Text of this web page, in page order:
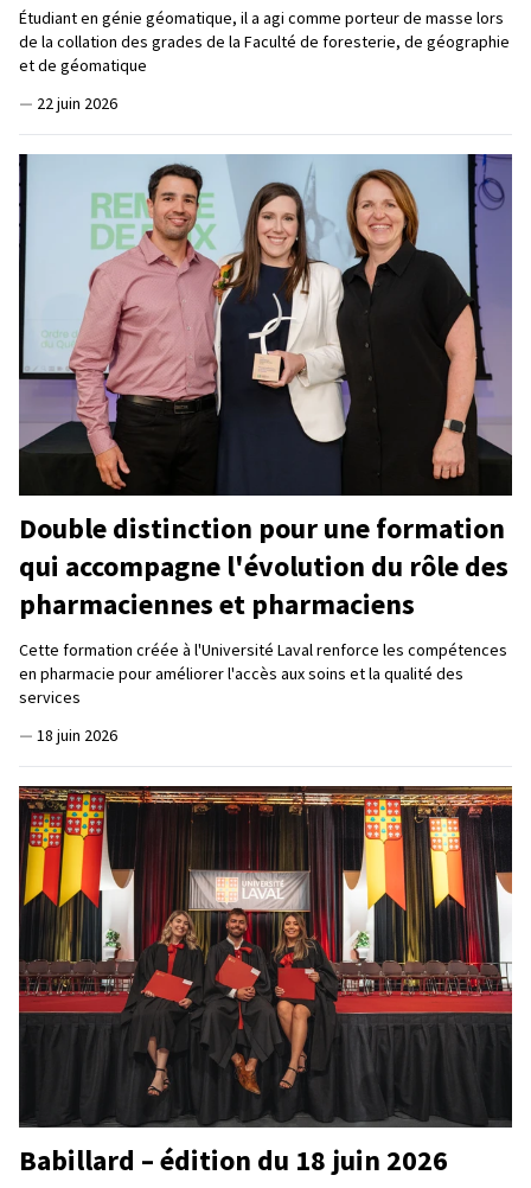
Étudiant en génie géomatique, il a agi comme porteur de masse lors
de la collation des grades de la Faculté de foresterie, de géographie
et de géomatique
— 22 juin 2026
Double distinction pour une formation
qui accompagne l'évolution du rôle des
pharmaciennes et pharmaciens
Cette formation créée à l'Université Laval renforce les compétences
en pharmacie pour améliorer l'accès aux soins et la qualité des
services
— 18 juin 2026
Babillard – édition du 18 juin 2026